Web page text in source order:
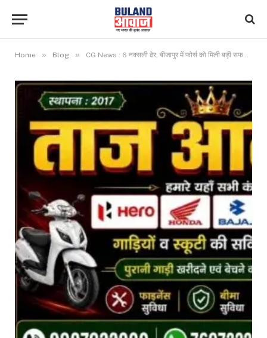
Home » Blog » CG News : 6 नक्सली ढेर, बीजापुर में फोर्स को मिली बड़ी सफलता